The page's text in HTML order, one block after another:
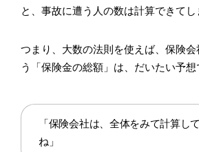
と、事故に遭う人の数は計算できてし
つまり、大数の法則を使えば、保険
う「保険金の総額」は、だいたい予想
「保険会社は、全体をみて計算し
ね」